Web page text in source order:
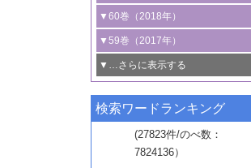
る非貴金属触媒の研究動向
5号 ゼオライトの合成と応用におけ
究動向
6号 ヘテロ接合界面
B号 第135回触媒討論会（2025年
線を利用した触媒解析技術の最先端
5号 単原子触媒
6号 参照触媒委員会からのお知らせ
B号 第133回触媒討論会（2023年
4号 格子酸素・格子酸素欠陥を利用
触媒反応
5号 生体触媒によるエネルギー変換
6号 窒素とリンの循環のための触
能性材料
3号 CO の排出削減および有効活
めの触媒技術
4号 若手による情報発信企画～と
若き触媒の研究者たち～（1）
若き触媒の研究者たち～（2）
6号 石油のノーブル・ユースを志向
触媒技術
3号 特殊反応場を利用した触媒的分
換反応
4号 多孔質材料を用いた触媒の新
5号 情報学的手法を用いた触媒開発
6号 カーボンニュートラルに向け
技術
B号 第127回触媒討論会（2021年・
ライン開催(Zoom)のみ）
タリゼーション
2号 機能化学品製造に資するクリ
触媒的酸化反応
3号 水処理のための触媒化学
4号 光触媒を用いた水分解の最新
動向
5号 次世代の触媒プロセスを支える
1号 物質移動制御に着目した触媒プ
ス開発
2号 CO2 フリー水素サプライチェ
関わる触媒開発動向
3号 精密高分子合成に関する最近
動向
4号 バイオマス化成品製造のための
▼60巻（2018年）
1号 固体酸触媒の最新の研究動向
2号 二酸化炭素からの有用化学品合
3号 ナノ粒子・クラスター触媒の
4号 60周年記念企画
5号 進化するゼオライト合成技術
6号 非貴金属系触媒における電気化
▼59巻（2017年）
1号 いたるところに，触媒
最先端技術
3号 無機分離膜材料の開発と触媒反
ロセスへの適用
▼…さらに表示する
1号 ユニークな構造の高分子を生み出
2号 リグニンからの化成品製造に向け
▼57巻（2015年）
1号 水素キャリアにかかわる触媒技術
▼56巻（2014年）
検索ワードランキング
(27823件/のべ数：
7824136）